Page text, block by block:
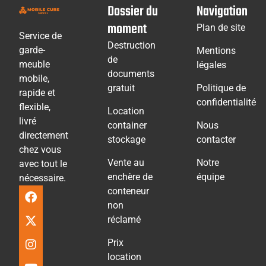
Service de
garde-
meuble
mobile,
rapide et
flexible,
livré
directement
chez vous
avec tout le
nécessaire.
Dossier du
moment
Destruction
de
documents
gratuit
Location
container
stockage
Vente au
enchère de
conteneur
non
réclamé
Prix
location
Navigation
Plan de site
Mentions
légales
Politique de
confidentialité
Nous
contacter
Notre
équipe